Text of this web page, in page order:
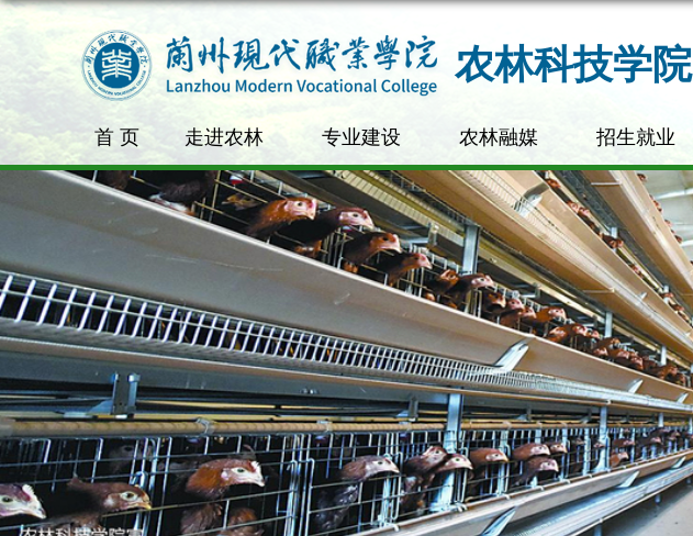
农林科技学院
首 页 走进农林 专业建设 农林融媒 招生就业